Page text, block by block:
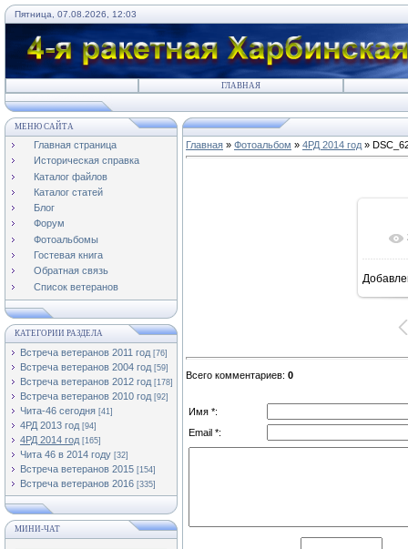
Пятница, 07.08.2026, 12:03
ГЛАВНАЯ
МЕНЮ САЙТА
Главная страница
Историческая справка
Каталог файлов
Каталог статей
Блог
Форум
Фотоальбомы
Гостевая книга
Обратная связь
Список ветеранов
КАТЕГОРИИ РАЗДЕЛА
Встреча ветеранов 2011 год [76]
Встреча ветеранов 2004 год [59]
Встреча ветеранов 2012 год [178]
Встреча ветеранов 2010 год [92]
Чита-46 сегодня [41]
4РД 2013 год [94]
4РД 2014 год [165]
Чита 46 в 2014 году [32]
Встреча ветеранов 2015 [154]
Встреча ветеранов 2016 [335]
МИНИ-ЧАТ
Главная » Фотоальбом » 4РД 2014 год »
Всего комментариев: 0
Имя *:
Email *: